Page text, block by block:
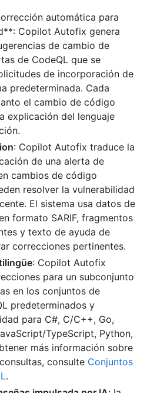
automática para
Copilot Autofix genera
de cambio de
de CodeQL que se
de incorporación de
predeterminada. Cada
el cambio de código
explicación del lenguaje
: Copilot Autofix traduce la
de una alerta de
cambios de código
resolver la vulnerabilidad
El sistema usa datos de
formato SARIF, fragmentos
y texto de ayuda de
correcciones pertinentes.
: Copilot Autofix
para un subconjunto
en los conjuntos de
predeterminados y
para C#, C/C++, Go,
TypeScript, Python,
más información sobre
consulte Conjuntos
.